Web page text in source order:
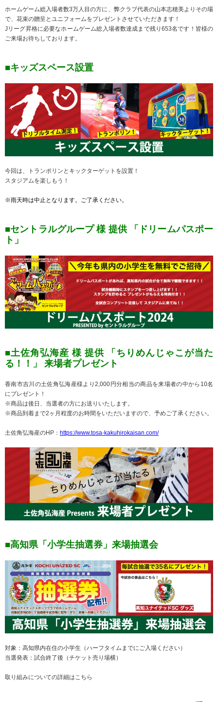
ホームゲーム総入場者数3万人目の方に、弊クラブ代表の山本志穂美よりその場
で、花束の贈呈とユニフォームをプレゼントさせていただきます！
Jリーグ昇格に必要なホームゲーム総入場者数達成まで残り653名です！皆様の
ご来場お待ちしております。
■キッズスペース設置
今回は、トランポリンとキックターゲットを設置！
スタジアムを楽しもう！
※雨天時は中止となります。ご了承ください。
■セントラルグループ 様 提供 「ドリームパスポー
ト」
■土佐角弘海産 様 提供 「ちりめんじゃこが当た
る！！」 来場者プレゼント
香南市吉川の土佐角弘海産様より2,000円分相当の商品を来場者の中から10名
にプレゼント！
※商品は後日、当選者の方にお送りいたします。
※商品到着まで2ヶ月程度のお時間をいただいますので、予めご了承ください。
土佐角弘海産のHP： https://www.tosa-kakuhirokaisan.com/
■高知県「小学生抽選券」来場抽選会
対象：高知県内在住の小学生（ハーフタイムまでにご入場ください）
当選発表：試合終了後（チケット売り場横）
取り組みについての詳細は こちら